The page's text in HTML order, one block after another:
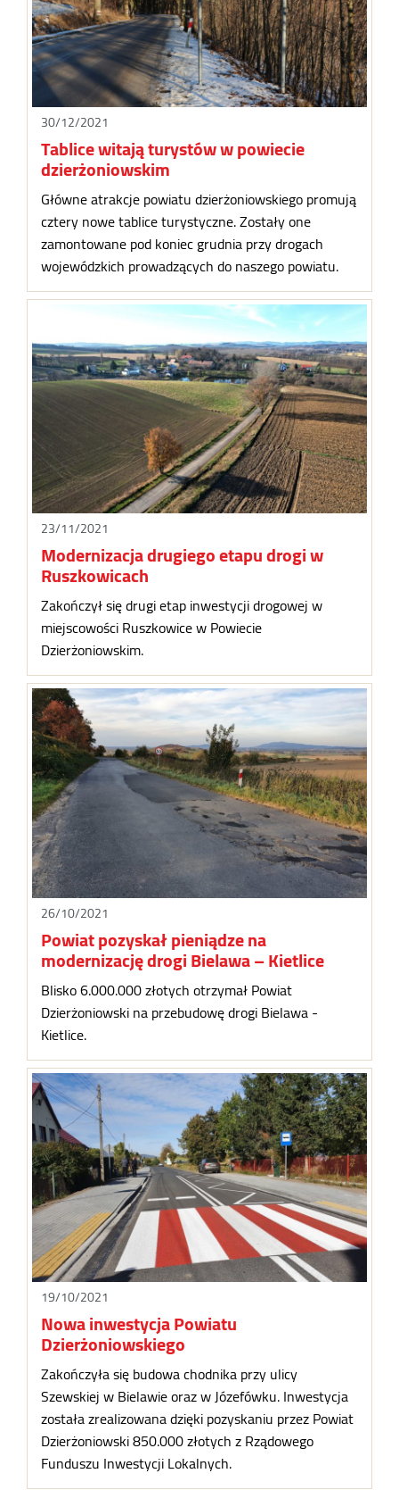
30/12/2021
Tablice witają turystów w powiecie
dzierżoniowskim
Główne atrakcje powiatu dzierżoniowskiego promują
cztery nowe tablice turystyczne. Zostały one
zamontowane pod koniec grudnia przy drogach
wojewódzkich prowadzących do naszego powiatu.
23/11/2021
Modernizacja drugiego etapu drogi w
Ruszkowicach
Zakończył się drugi etap inwestycji drogowej w
miejscowości Ruszkowice w Powiecie
Dzierżoniowskim.
26/10/2021
Powiat pozyskał pieniądze na
modernizację drogi Bielawa – Kietlice
Blisko 6.000.000 złotych otrzymał Powiat
Dzierżoniowski na przebudowę drogi Bielawa -
Kietlice.
19/10/2021
Nowa inwestycja Powiatu
Dzierżoniowskiego
Zakończyła się budowa chodnika przy ulicy
Szewskiej w Bielawie oraz w Józefówku. Inwestycja
została zrealizowana dzięki pozyskaniu przez Powiat
Dzierżoniowski 850.000 złotych z Rządowego
Funduszu Inwestycji Lokalnych.